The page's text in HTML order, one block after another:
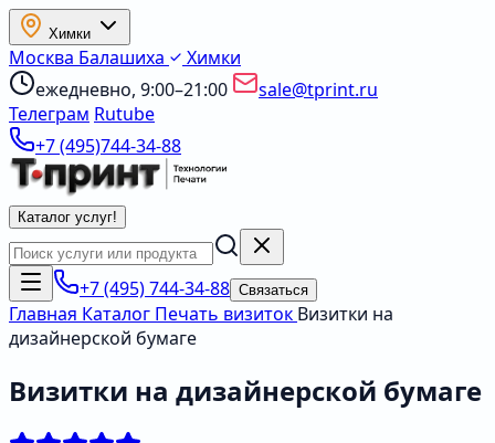
Химки
Москва Балашиха
Химки
ежедневно, 9:00–21:00
sale@tprint.ru
Телеграм Rutube
+7 (495)744-34-88
Каталог услуг!
+7 (495) 744-34-88 Связаться
Главная Каталог Печать визиток Визитки на
дизайнерской бумаге
Визитки на дизайнерской бумаге